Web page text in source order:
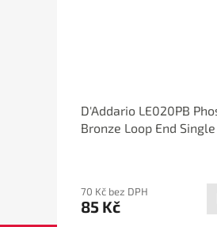
D'Addario LE020PB
Bronze Loop End
70 Kč bez DPH
85 Kč